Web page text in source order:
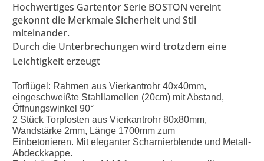
Ich habe dieDatenschutzerklärunggelesen,
verstanden und stimme zu. *
Mit * gekennzeichnete Felder sind Pflichtfelder.
Senden
Hochwertiges Gartentor Serie BOSTON vereint
gekonnt die Merkmale Sicherheit und Stil
miteinander.
Durch die Unterbrechungen wird trotzdem eine
Leichtigkeit erzeugt
Torflügel: Rahmen aus Vierkantrohr 40x40mm,
eingeschweißte Stahllamellen (20cm) mit Abstand,
Öffnungswinkel 90°
2 Stück Torpfosten aus Vierkantrohr 80x80mm,
Wandstärke 2mm, Länge 1700mm zum
Einbetonieren. Mit eleganter Scharnierblende und Metall-
Abdeckkappe.